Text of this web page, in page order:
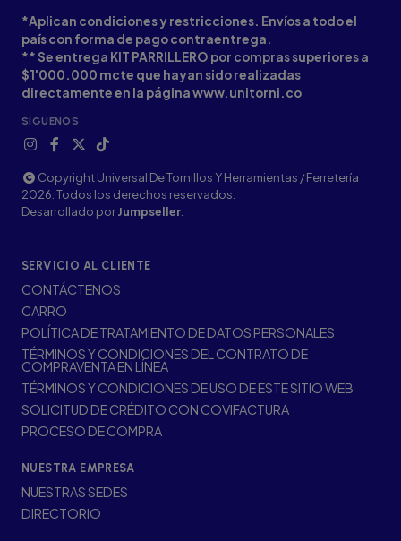
*Aplican condiciones y restricciones. Envíos a todo el
país con forma de pago contraentrega.
** Se entrega KIT PARRILLERO por compras superiores a
$1'000.000 mcte que hayan sido realizadas
directamente en la página www.unitorni.co
SÍGUENOS
Copyright Universal De Tornillos Y Herramientas / Ferretería
2026. Todos los derechos reservados.
Desarrollado porJumpseller.
SERVICIO AL CLIENTE
CONTÁCTENOS
CARRO
POLÍTICA DE TRATAMIENTO DE DATOS PERSONALES
TÉRMINOS Y CONDICIONES DEL CONTRATO DE
COMPRAVENTA EN LÍNEA
TÉRMINOS Y CONDICIONES DE USO DE ESTE SITIO WEB
SOLICITUD DE CRÉDITO CON COVIFACTURA
PROCESO DE COMPRA
NUESTRA EMPRESA
NUESTRAS SEDES
DIRECTORIO